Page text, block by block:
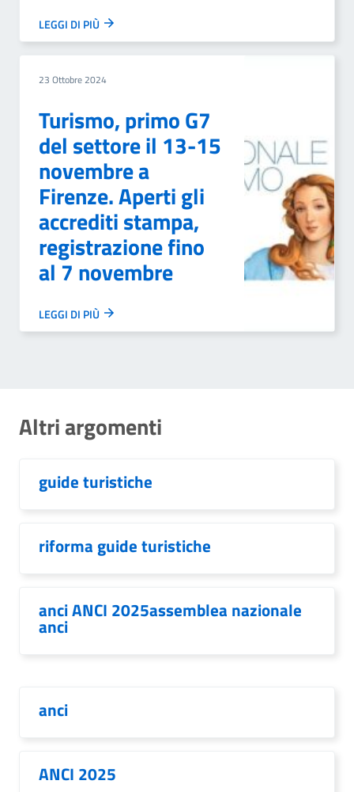
LEGGI DI PIÙ
23 Ottobre 2024
Turismo, primo G7
del settore il 13-15
novembre a
Firenze. Aperti gli
accrediti stampa,
registrazione fino
al 7 novembre
LEGGI DI PIÙ
Altri argomenti
guide turistiche
riforma guide turistiche
anci ANCI 2025assemblea nazionale
anci
anci
ANCI 2025